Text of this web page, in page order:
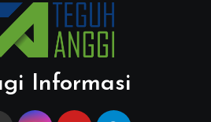
Informasi